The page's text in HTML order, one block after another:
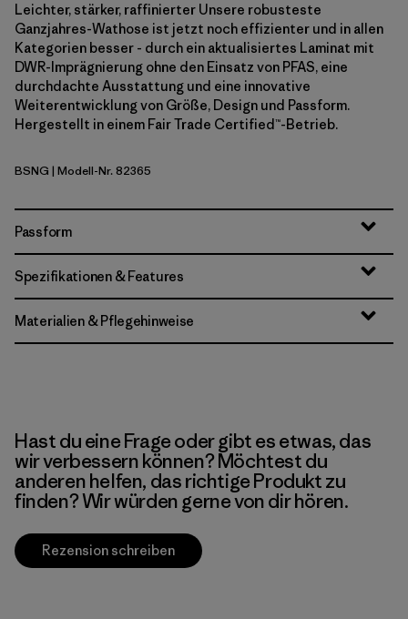
Leichter, stärker, raffinierter Unsere robusteste
Ganzjahres-Wathose ist jetzt noch effizienter und in allen
Kategorien besser - durch ein aktualisiertes Laminat mit
DWR-Imprägnierung ohne den Einsatz von PFAS, eine
durchdachte Ausstattung und eine innovative
Weiterentwicklung von Größe, Design und Passform.
Hergestellt in einem Fair Trade Certified™-Betrieb.
Basin Green
BSNG | Modell-Nr. 82365
Passform
Spezifikationen & Features
Materialien & Pflegehinweise
Hast du eine Frage oder gibt es etwas, das
wir verbessern können? Möchtest du
anderen helfen, das richtige Produkt zu
finden? Wir würden gerne von dir hören.
Rezension schreiben